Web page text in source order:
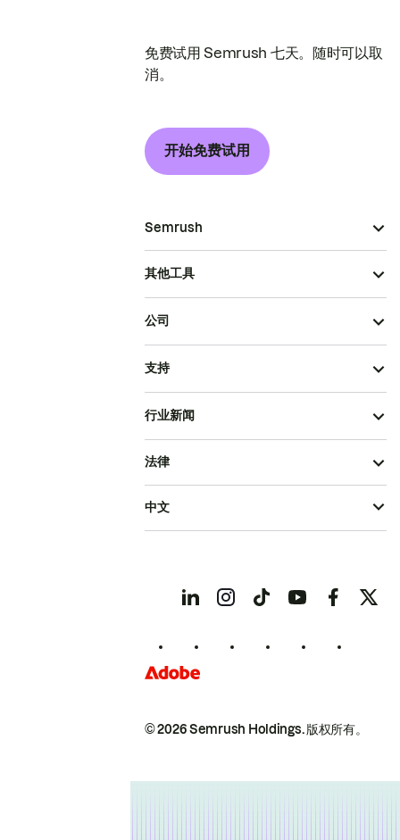
免费试用 Semrush 七天。随时可以取
消。
开始免费试用
Semrush
其他工具
公司
支持
行业新闻
© 2026 Semrush Holdings.版权所有。
法律
中文